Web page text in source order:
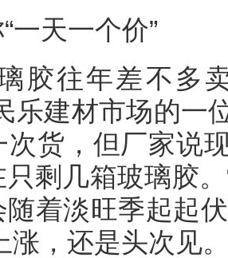
一天一个价”
胶往年差不多
乐建材市场的一
次货，但厂家说
剩几箱玻璃胶
着淡旺季起起
涨，还是头次见